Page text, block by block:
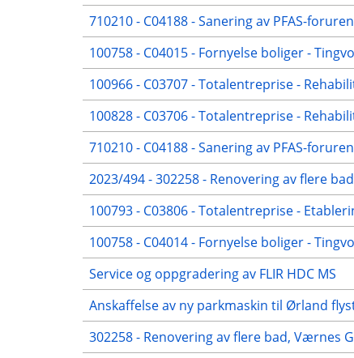
710210 - C04188 - Sanering av PFAS-
100758 - C04015 - Fornyelse boliger -
100966 - C03707 - Totalentreprise -
100828 - C03706 - Totalentreprise -
710210 - C04188 - Sanering av PFAS-
2023/494 - 302258 - Renovering av flere
100793 - C03806 - Totalentreprise -
100758 - C04014 - Fornyelse boliger -
Service og oppgradering av FLIR HDC MS
Anskaffelse av ny parkmaskin til Ørland
302258 - Renovering av flere bad, Værnes